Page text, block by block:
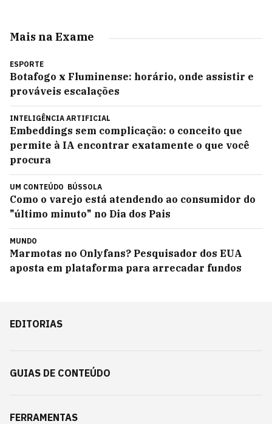
Mais na Exame
ESPORTE
Botafogo x Fluminense: horário, onde assistir e
prováveis escalações
INTELIGÊNCIA ARTIFICIAL
Embeddings sem complicação: o conceito que
permite à IA encontrar exatamente o que você
procura
UM CONTEÚDO BÚSSOLA
Como o varejo está atendendo ao consumidor do
"último minuto" no Dia dos Pais
MUNDO
Marmotas no Onlyfans? Pesquisador dos EUA
aposta em plataforma para arrecadar fundos
EDITORIAS
GUIAS DE CONTEÚDO
FERRAMENTAS